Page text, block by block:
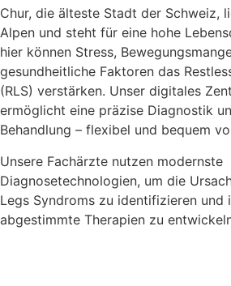
Chur, die älteste Stadt der Schweiz,
Alpen und steht für eine hohe
hier können Stress,
gesundheitliche Faktoren das
(RLS) verstärken. Unser digitales
ermöglicht eine präzise Diagnostik
Behandlung – flexibel und bequem
Unsere Fachärzte nutzen modernste
Diagnosetechnologien, um die
Legs Syndroms zu identifizieren und
abgestimmte Therapien zu